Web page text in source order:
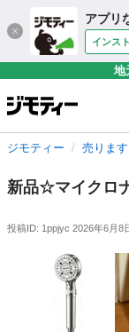
アプリ
インス
地
ジモティー 売りま
新品☆マイクロ
投稿ID: 1ppjyc 2026年6月8